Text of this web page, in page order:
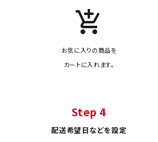
add_shopping_cart
お気に入りの商品を
カートに入れます。
Step 4
配送希望日などを設定